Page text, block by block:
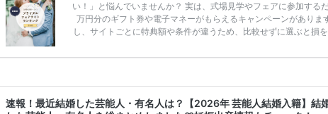
い！」と悩んでいませんか？ 実は、式場見学やフェアに参加する
万円分のギフト券や電子マネーがもらえるキャンペーンがありま
し、サイトごとに特典額や条件が違うため、比較せずに選ぶと損
ンペーン特典ランキングを公開！ 比較サイト：プラコレ、ゼクシ
速報！最近結婚した芸能人・有名人は？【2026年 芸能人結婚入籍】結